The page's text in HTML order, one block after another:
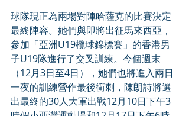
球隊現正為兩場對陣哈薩克的比賽決定
最終陣容。她們與即將出征馬來西亞，
參加「亞洲U19欖球錦標賽」的香港男
子U19隊進行了交叉訓練。今個週末
（12月3日至4日），她們也將進入兩日
一夜的訓練營作最後衝刺，陳朗詩將選
出最終的30人大軍出戰12月10日下午3